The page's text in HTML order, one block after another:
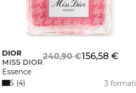
DIOR
MISS DIOR
Essence
156,58 €
240,90 €
3 formati
5 4